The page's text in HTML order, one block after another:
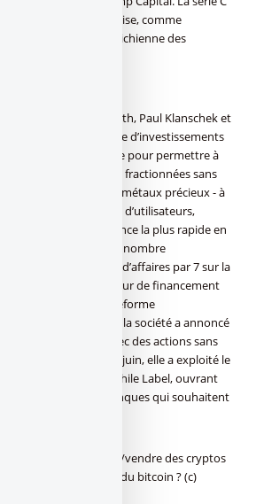
du mois et est soumise, comme
de l’autorité autrichienne des
en 2014 par Eric Demuth, Paul Klanschek et
Bitpanda, la plateforme d’investissements
s’est développée pour permettre à
dans des actions fractionnées sans
monnaies ou des métaux précieux - à
Avec 3 millions d’utilisateurs,
fintechs à la croissance la plus rapide en
devrait multiplier son nombre
en un an, et son chiffre d’affaires par 7 sur la
la clôture de son tour de financement
est devenue une plateforme
premier plan. En avril, la société a annoncé
offre de produits avec des actions sans
24h/24 et 7j/7. En juin, elle a exploité le
B2B avec Bitpanda While Label, ouvrant
fintechs ou aux banques qui souhaitent
des sites pour acheter/vendre des cryptos
acheter et vendre du bitcoin ? (c)